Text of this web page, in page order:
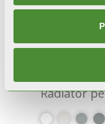
Radiator